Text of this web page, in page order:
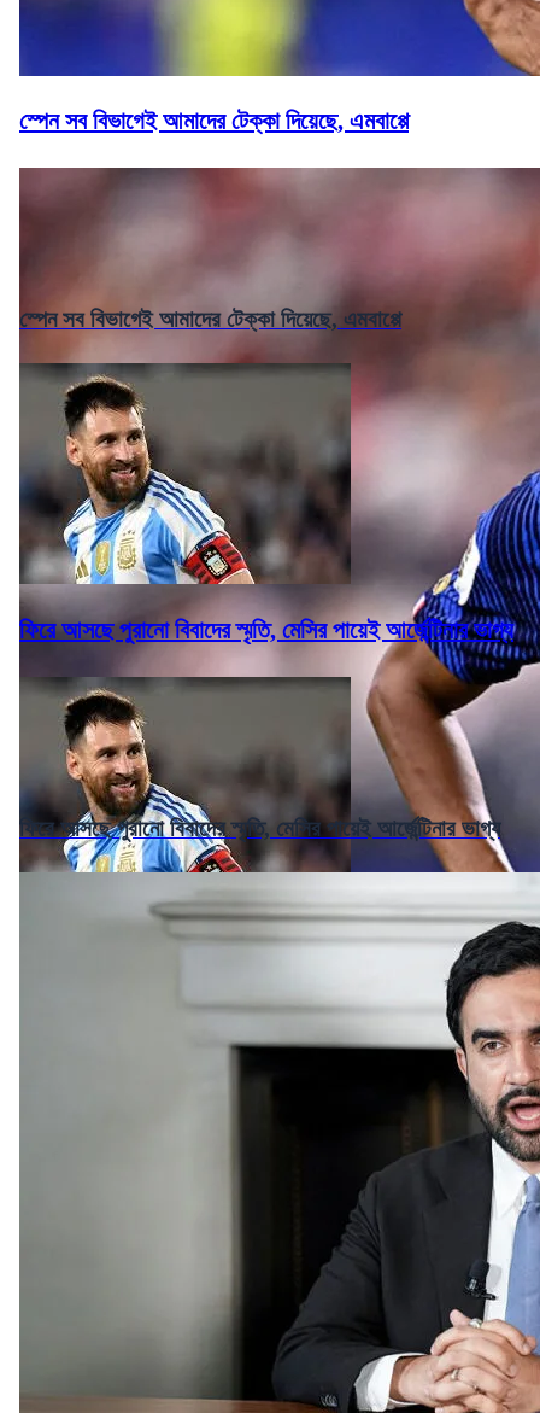
স্পেন সব বিভাগেই আমাদের টেক্কা দিয়েছে, এমবাপ্পে
স্পেন সব বিভাগেই আমাদের টেক্কা দিয়েছে, এমবাপ্পে
ফিরে আসছে পুরানো বিবাদের স্মৃতি, মেসির পায়েই আর্জেন্টিনার ভাগ্য
ফিরে আসছে পুরানো বিবাদের স্মৃতি, মেসির পায়েই আর্জেন্টিনার ভাগ্য